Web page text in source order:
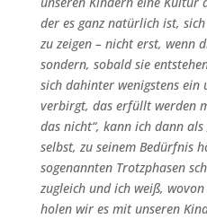
der es ganz natürlich ist,
zu zeigen – nicht erst, wenn
sondern, sobald sie
sich dahinter wenigstens
verbirgt, das erfüllt werden
das nicht“, kann ich dann als
selbst, zu seinem Bedürfnis
sogenannten Trotzphasen
zugleich und ich weiß,
holen wir es mit unseren